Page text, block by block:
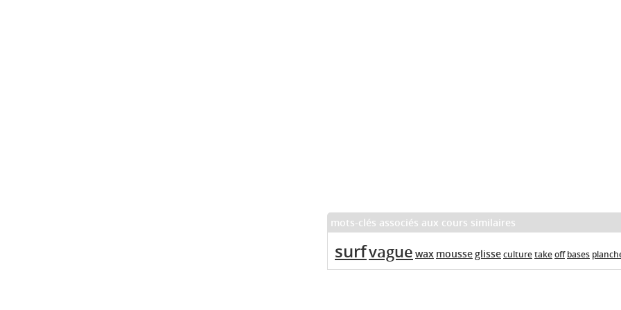
mots-clés associés aux cours similaires
surfvague wax mousseglisseculturetakeoff bases